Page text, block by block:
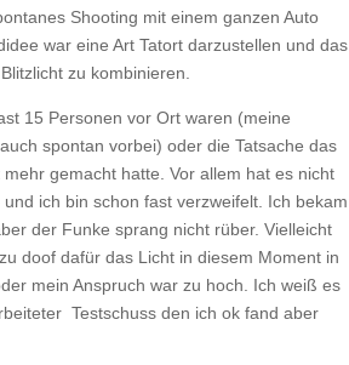
Shooting mit einem ganzen Auto
war eine Art Tatort darzustellen und das
zu kombinieren.
15 Personen vor Ort waren (meine
spontan vorbei) oder die Tatsache das
gemacht hatte. Vor allem hat es nicht
ich bin schon fast verzweifelt. Ich bekam
der Funke sprang nicht rüber. Vielleicht
doof dafür das Licht in diesem Moment in
mein Anspruch war zu hoch. Ich weiß es
Testschuss den ich ok fand aber